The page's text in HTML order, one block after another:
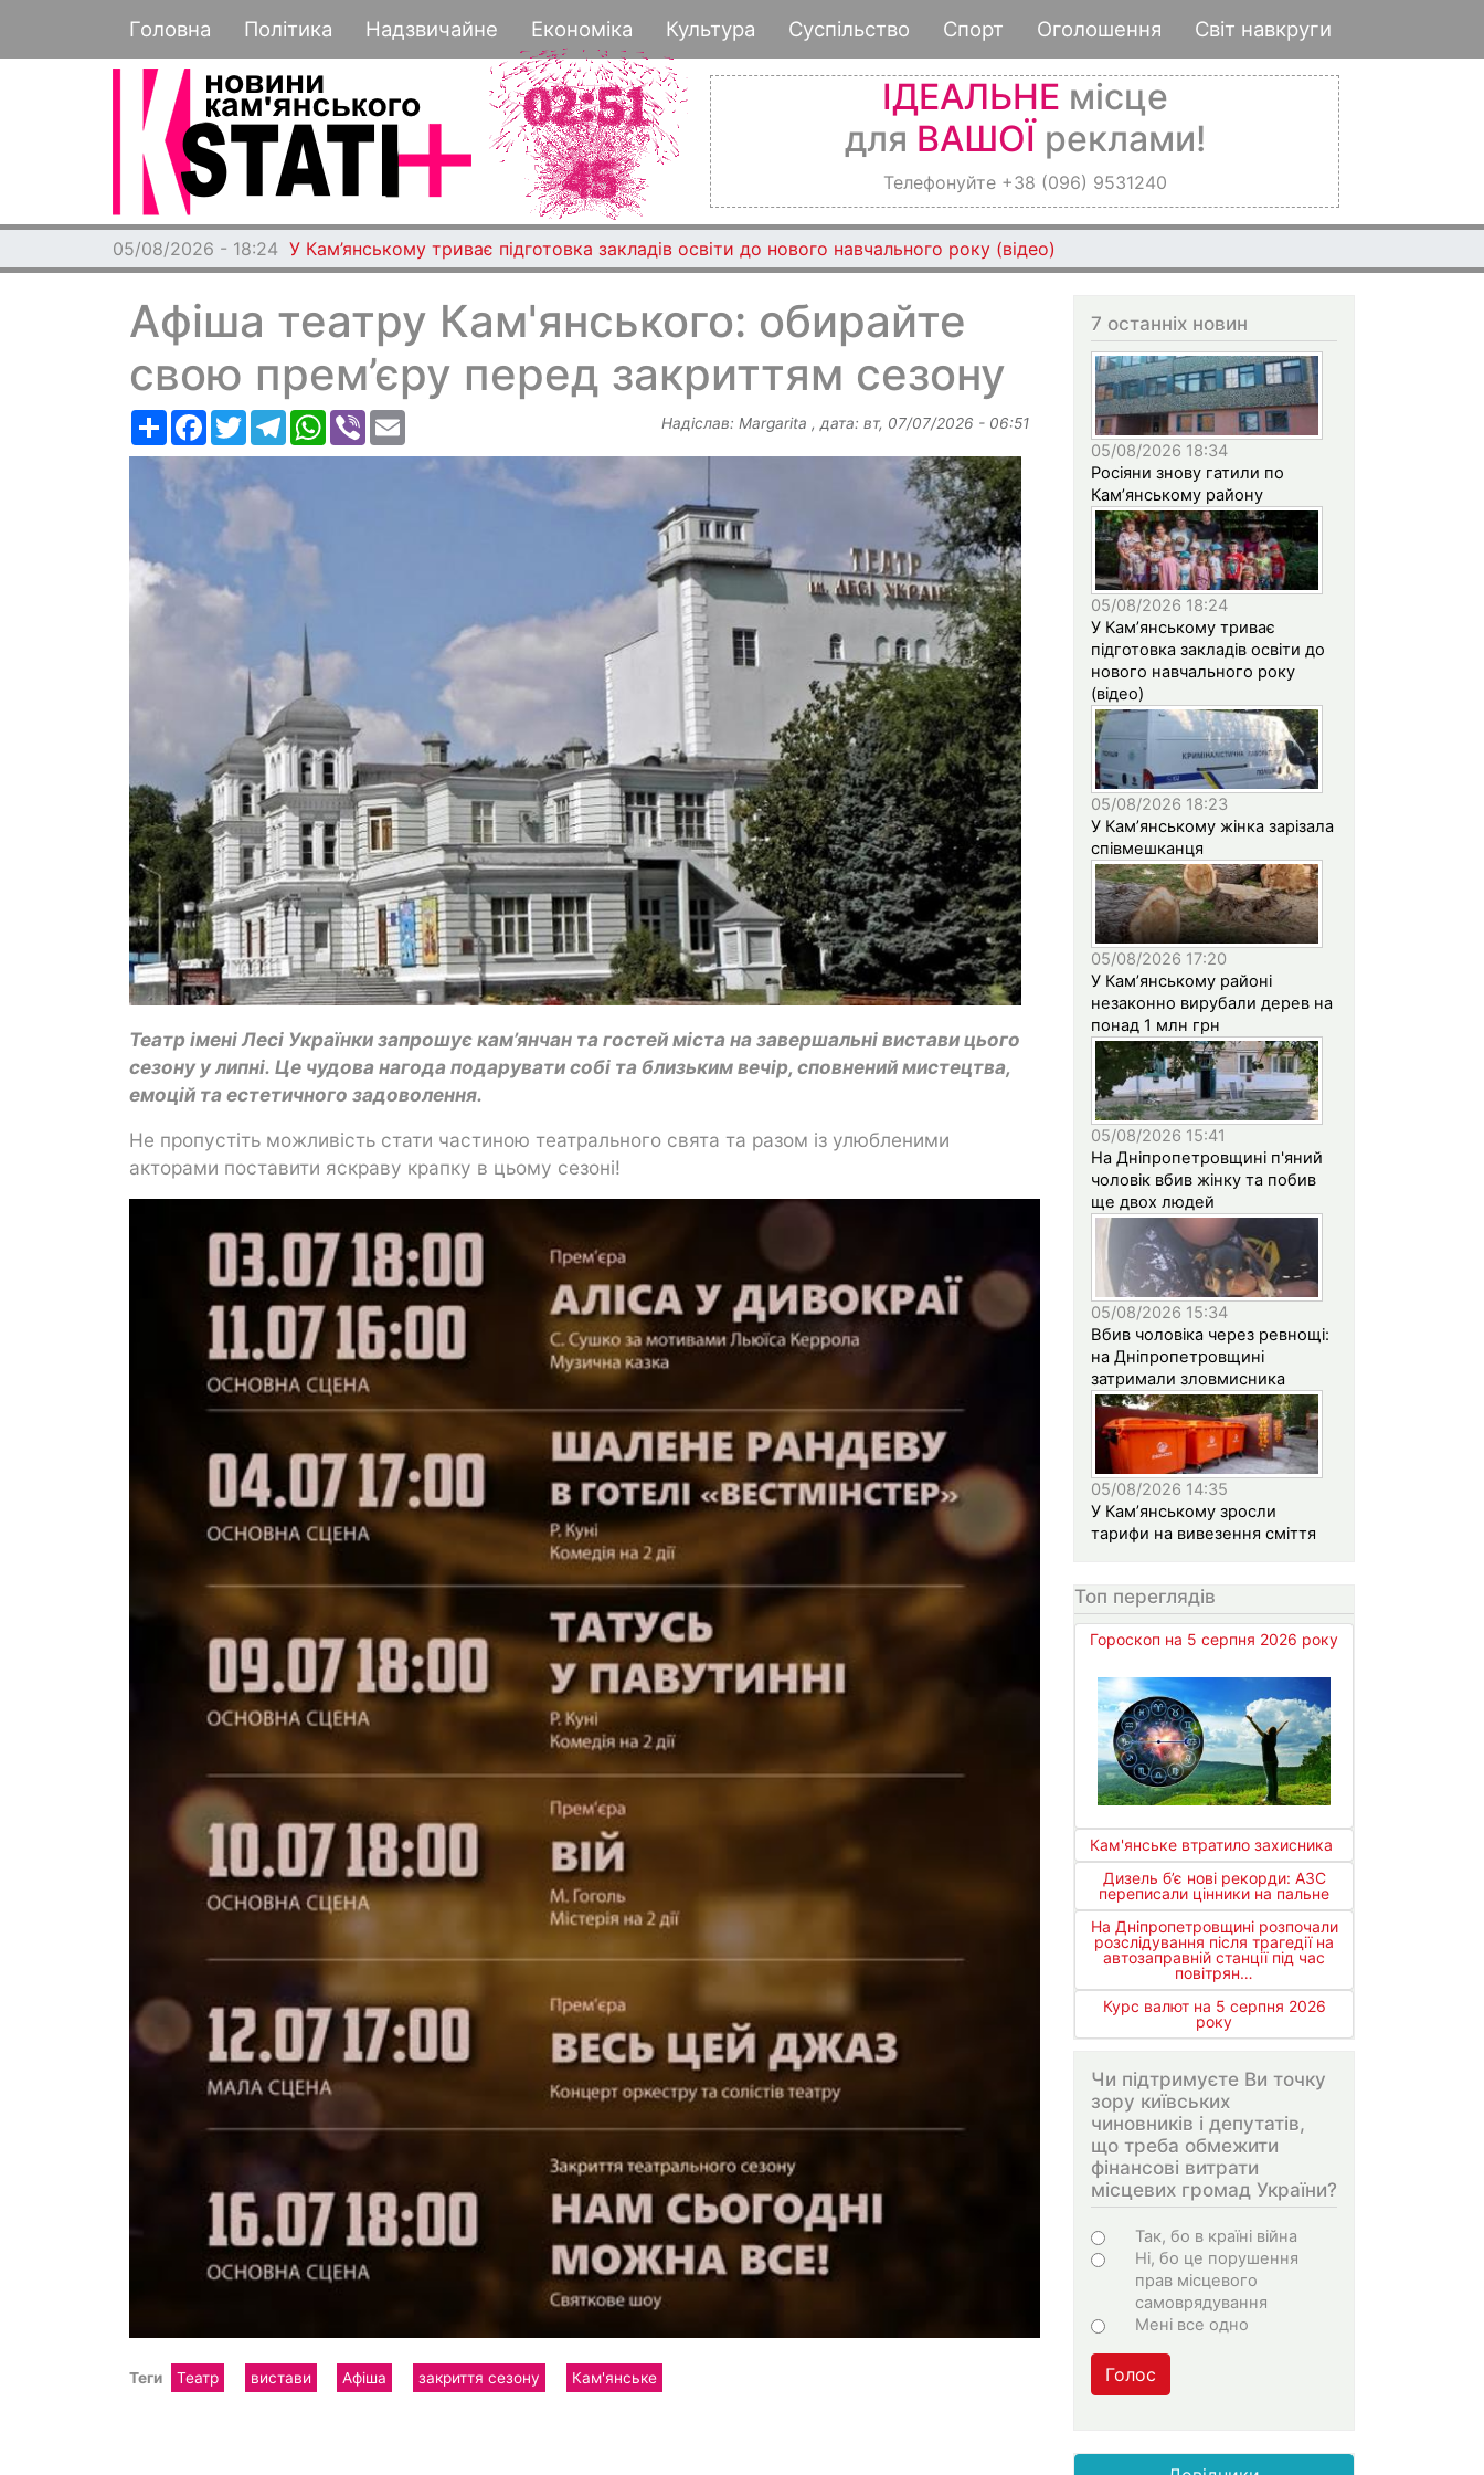
до
основного
Основная навигация
Головна Політика Надзвичайне Економіка Культура Суспільство Спорт Оголошення Світ навкруги
ІДЕАЛЬНЕ місце
для ВАШОЇ реклами!
Телефонуйте +38 (096) 9531240
05/08/2026 - 18:24 У Кам’янському триває підготовка закладів освіти до нового навчального року (відео)
Афіша театру Кам'янського: обирайте
свою прем’єру перед закриттям сезону
РесурсFacebook
TwitterTelegramWhatsApp
Viber Надіслав: Margarita , дата: вт, 07/07/2026 - 06:51
Театр імені Лесі Українки запрошує кам’янчан та гостей міста на завершальні вистави цього
сезону у липні. Це чудова нагода подарувати собі та близьким вечір, сповнений мистецтва,
емоцій та естетичного задоволення.
Не пропустіть можливість стати частиною театрального свята та разом із улюбленими
акторами поставити яскраву крапку в цьому сезоні!
Теги Театр вистави Афіша закриття сезону Кам'янське
7 останніх новин
05/08/2026 18:34
Росіяни знову гатили по
Кам’янському району
05/08/2026 18:24
У Кам’янському триває
підготовка закладів освіти до
нового навчального року
(відео)
05/08/2026 18:23
У Кам’янському жінка зарізала
співмешканця
05/08/2026 17:20
У Кам’янському районі
незаконно вирубали дерев на
понад 1 млн грн
05/08/2026 15:41
На Дніпропетровщині п'яний
чоловік вбив жінку та побив
ще двох людей
05/08/2026 15:34
Вбив чоловіка через ревнощі:
на Дніпропетровщині
затримали зловмисника
05/08/2026 14:35
У Кам’янському зросли
тарифи на вивезення сміття
Топ переглядів
Гороскоп на 5 серпня 2026 року
Кам'янське втратило захисника
Дизель б’є нові рекорди: АЗС
переписали цінники на пальне
На Дніпропетровщині розпочали
розслідування після трагедії на
автозаправній станції під час
повітрян…
Курс валют на 5 серпня 2026
року
Чи підтримуєте Ви точку
зору київських
чиновників і депутатів,
що треба обмежити
фінансові витрати
місцевих громад України?
Варіанти
Так, бо в країні війна
Ні, бо це порушення
прав місцевого
самоврядування
Мені все одно
Голос